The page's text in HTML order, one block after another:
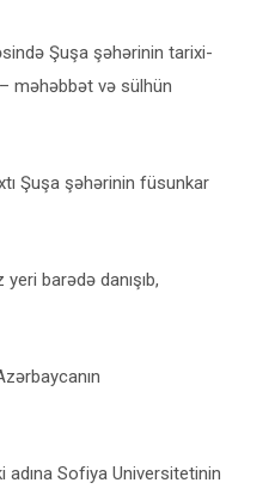
Şuşa şəhərinin tarixi-
məhəbbət və sülhün
Şuşa şəhərinin füsunkar
barədə danışıb,
adına Sofiya Universitetinin